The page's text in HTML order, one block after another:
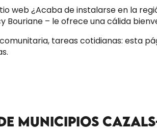
web ¿Acaba de instalarse en la
Bouriane – le ofrece una cálida
comunitaria, tareas cotidianas: esta
MUNICIPIOS